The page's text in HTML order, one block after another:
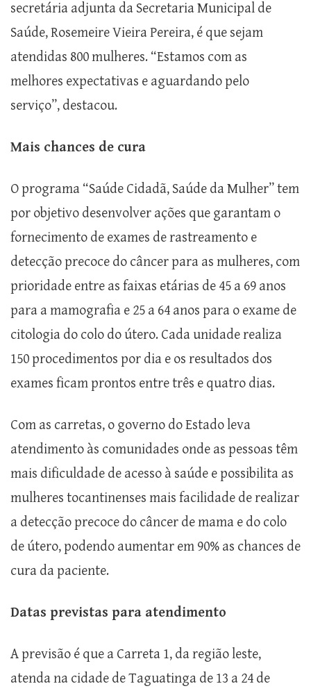
secretária adjunta da Secretaria Municipal de
Saúde, Rosemeire Vieira Pereira, é que sejam
atendidas 800 mulheres. “Estamos com as
melhores expectativas e aguardando pelo
serviço”, destacou.
Mais chances de cura
O programa “Saúde Cidadã, Saúde da Mulher” tem
por objetivo desenvolver ações que garantam o
fornecimento de exames de rastreamento e
detecção precoce do câncer para as mulheres, com
prioridade entre as faixas etárias de 45 a 69 anos
para a mamografia e 25 a 64 anos para o exame de
citologia do colo do útero. Cada unidade realiza
150 procedimentos por dia e os resultados dos
exames ficam prontos entre três e quatro dias.
Com as carretas, o governo do Estado leva
atendimento às comunidades onde as pessoas têm
mais dificuldade de acesso à saúde e possibilita as
mulheres tocantinenses mais facilidade de realizar
a detecção precoce do câncer de mama e do colo
de útero, podendo aumentar em 90% as chances de
cura da paciente.
Datas previstas para atendimento
A previsão é que a Carreta 1, da região leste,
atenda na cidade de Taguatinga de 13 a 24 de